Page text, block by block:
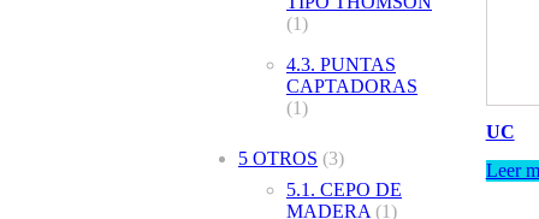
(1)
4.3. PUNTAS
CAPTADORAS
(1)
5 OTROS (3)
5.1. CEPO DE
MADERA (1)
UC
Leer